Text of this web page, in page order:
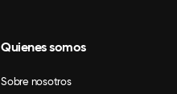
Quienes somos
Sobre nosotros